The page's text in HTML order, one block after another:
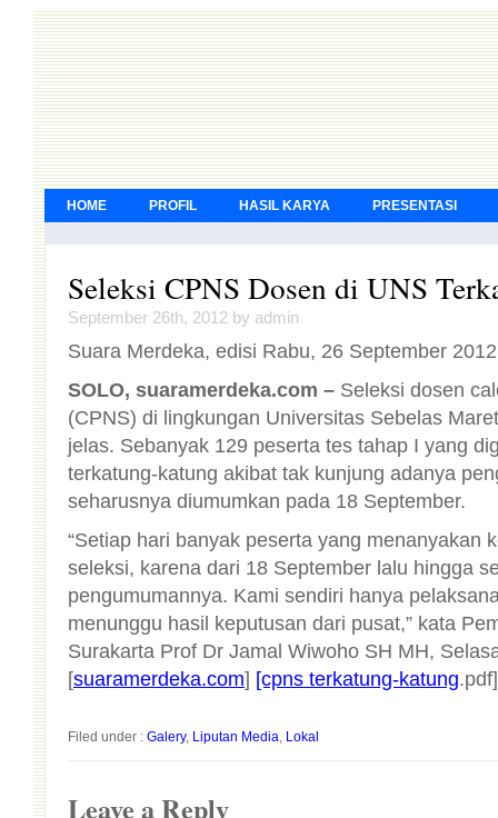
HOME PROFIL HASIL KARYA PRESENTASI
Seleksi CPNS Dosen di UNS
September 26th, 2012 by admin
Suara Merdeka, edisi Rabu, 26 September 2012
SOLO, suaramerdeka.com – Seleksi dosen
(CPNS) di lingkungan
jelas. Sebanyak 129 peserta
terkatung-katung akibat tak
seharusnya diumumkan pada 18 September.
“Setiap hari banyak peserta yang menanyakan
seleksi, karena dari 18 September lalu hingga
pengumumannya. Kami sendiri hanya
menunggu hasil keputusan dari pusat,” kata
Surakarta Prof Dr Jamal Wiwoho SH MH,
[suaramerdeka.com] [cpns terkatung-katung.pdf]
Filed under : Galery, Liputan Media, Lokal
Leave a Reply